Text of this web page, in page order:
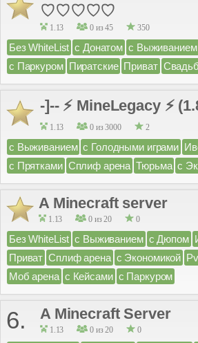
♡♡♡♡♡
1.13 0 из 45 350
Без WhiteList с Донатом с Выживанием
с Паркуром Пиратские Приват
-]-- ⚡ MineLegacy ⚡
1.13 0 из 3000 2
с Выживанием с Голодными играми
с Прятками Сплиф арена Тюрьма с
A Minecraft server
1.13 0 из 20 0
Без WhiteList с Выживанием с Дюпом
Приват Сплиф арена с Экономикой
Моб арена с Кейсами с Паркуром
6. A Minecraft Server
1.13 0 из 20 0